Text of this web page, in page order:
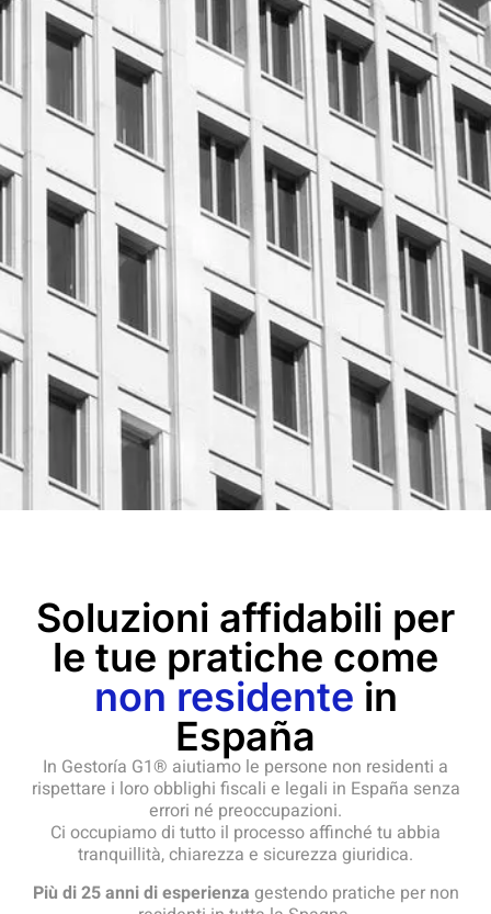
Soluzioni affidabili per
le tue pratiche come
non residente in
España
In Gestoría G1® aiutiamo le persone non residenti a
rispettare i loro obblighi fiscali e legali in España senza
errori né preoccupazioni.
Ci occupiamo di tutto il processo affinché tu abbia
tranquillità, chiarezza e sicurezza giuridica.
Più di 25 anni di esperienza gestendo pratiche per non